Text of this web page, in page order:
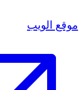
موقع الويب